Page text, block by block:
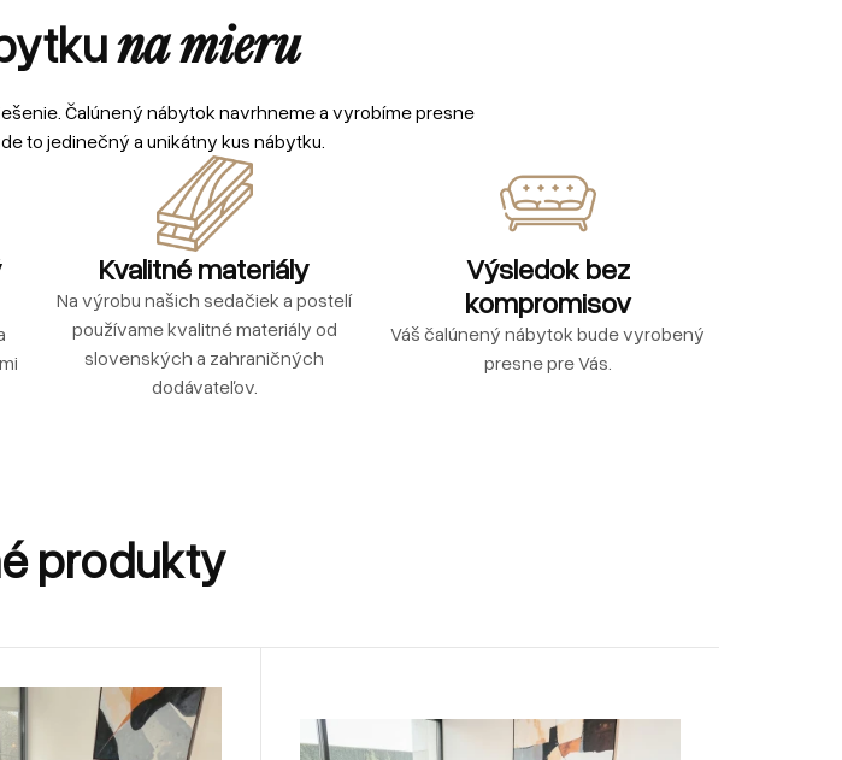
na mieru
Čalúnený nábytok navrhneme a vyrobíme presne
to jedinečný a unikátny kus nábytku.
Kvalitné materiály
Na výrobu našich sedačiek a postelí
používame kvalitné materiály od
slovenských a zahraničných
dodávateľov.
Výsledok bez
kompromisov
Váš čalúnený nábytok bude vyrobený
presne pre Vás.
produkty